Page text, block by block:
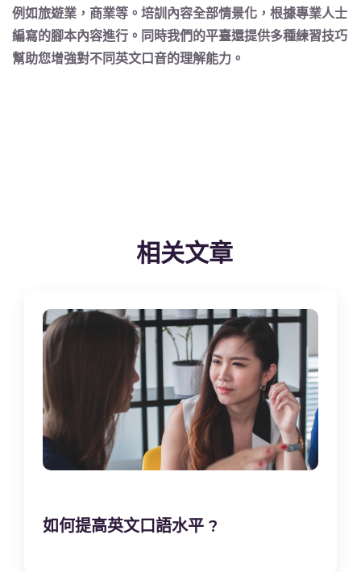
例如旅遊業，商業等。 培訓內容全部情景化，根據專業人士
編寫的腳本內容進行 。同時我們的平臺還提供多種練習技巧
幫助您增強對不同英文口音的理解能力。
相关文章
如何提高英文口語水平 ?